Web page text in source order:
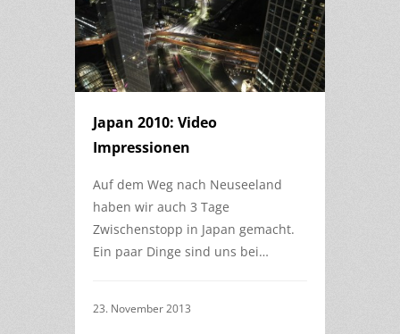
Japan 2010: Video
Impressionen
Auf dem Weg nach Neuseeland
haben wir auch 3 Tage
Zwischenstopp in Japan gemacht.
Ein paar Dinge sind uns bei…
23. November 2013